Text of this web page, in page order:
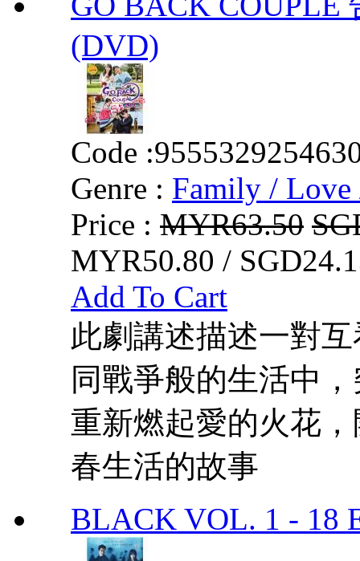
(DVD)
Code :
Genre : Family / Love
Price : MYR63.50
MYR50.80 /
Add To Cart
此劇講述描述一對
同戰爭般的生活中
重新燃起愛的火花
春生活的故事
BLACK VOL. 1 - 18